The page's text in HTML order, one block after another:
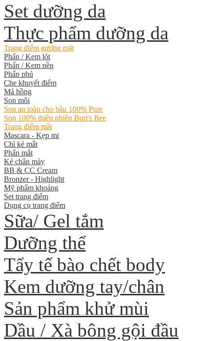
Set dưỡng da
Thực phẩm dưỡng da
Trang điểm gương mặt
Phấn / Kem lót
Phấn / Kem nền
Phấn phủ
Che khuyết điểm
Má hồng
Son môi
Son an toàn cho bầu 100% Pure
Son 100% thiên nhiên Burt's Bee
Trang điểm mắt
Mascara - Kẹp mi
Chì kẻ mắt
Phấn mắt
Kẻ chân mày
BB & CC Cream
Bronzer - Highlight
Mỹ phẩm khoáng
Set trang điểm
Dụng cụ trang điểm
Sữa/ Gel tắm
Dưỡng thể
Tẩy tế bào chết body
Kem dưỡng tay/chân
Sản phẩm khử mùi
Dầu / Xà bông gội đầu